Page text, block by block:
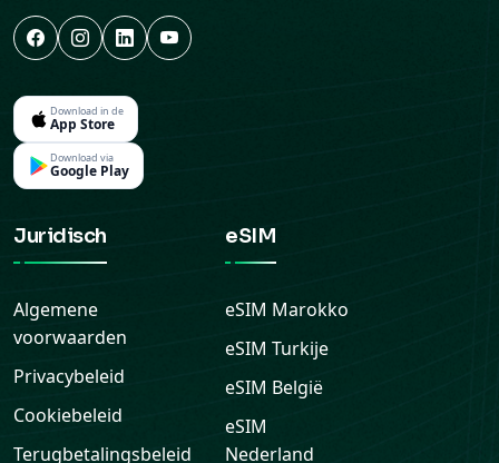
Download in de
App Store
Download via
Google Play
Juridisch
Algemene
voorwaarden
Privacybeleid
Cookiebeleid
Terugbetalingsbeleid
eSIM
eSIM Marokko
eSIM Turkije
eSIM België
eSIM
Nederland